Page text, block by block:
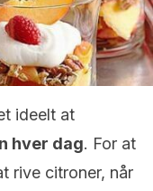
ideelt at
hver dag. For at
rive citroner, når